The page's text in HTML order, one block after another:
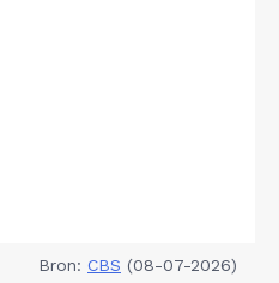
Bron: CBS (08-07-2026)